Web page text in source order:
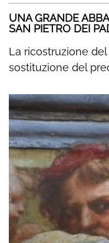
UNA GRANDE
SAN PIETRO DEI
La ricostruzione
sostituzione del